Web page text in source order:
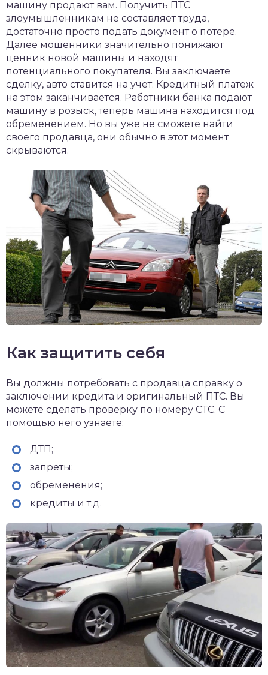
машину продают вам. Получить ПТС
злоумышленникам не составляет труда,
достаточно просто подать документ о потере.
Далее мошенники значительно понижают
ценник новой машины и находят
потенциального покупателя. Вы заключаете
сделку, авто ставится на учет. Кредитный платеж
на этом заканчивается. Работники банка подают
машину в розыск, теперь машина находится под
обременением. Но вы уже не сможете найти
своего продавца, они обычно в этот момент
скрываются.
Как защитить себя
Вы должны потребовать с продавца справку о
заключении кредита и оригинальный ПТС. Вы
можете сделать проверку по номеру СТС. С
помощью него узнаете:
ДТП;
запреты;
обременения;
кредиты и т.д.